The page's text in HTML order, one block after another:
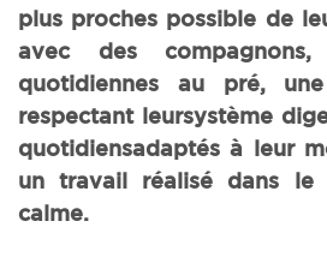
plus proches possible de
avec des
quotidiennes au pré,
respectant leursystème
quotidiensadaptés à leur
un travail réalisé dans le
calme.